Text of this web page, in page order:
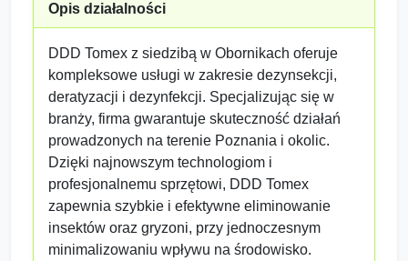
Opis działalności
DDD Tomex z siedzibą w Obornikach oferuje
kompleksowe usługi w zakresie dezynsekcji,
deratyzacji i dezynfekcji. Specjalizując się w
branży, firma gwarantuje skuteczność działań
prowadzonych na terenie Poznania i okolic.
Dzięki najnowszym technologiom i
profesjonalnemu sprzętowi, DDD Tomex
zapewnia szybkie i efektywne eliminowanie
insektów oraz gryzoni, przy jednoczesnym
minimalizowaniu wpływu na środowisko.